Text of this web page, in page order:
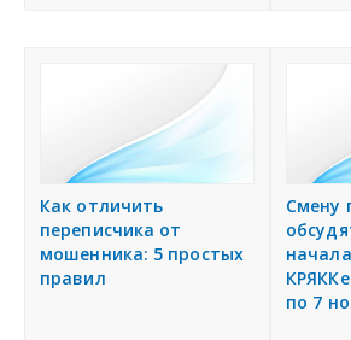
Как отличить
переписчика от
мошенника: 5 простых
правил
Смену
по 7